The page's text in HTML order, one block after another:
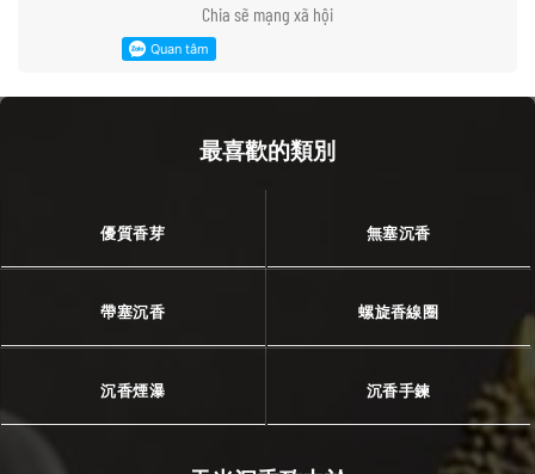
Chia sẽ mạng xã hội
最喜歡的類別
優質香芽 無塞沉香
帶塞沉香 螺旋香線圈
沉香煙瀑 沉香手鍊